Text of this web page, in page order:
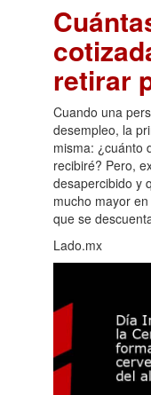
retirar
Cuando una
desempleo, la
misma: ¿cuánto
recibiré? Pero,
desapercibido y
mucho mayor
que se
Lado.mx